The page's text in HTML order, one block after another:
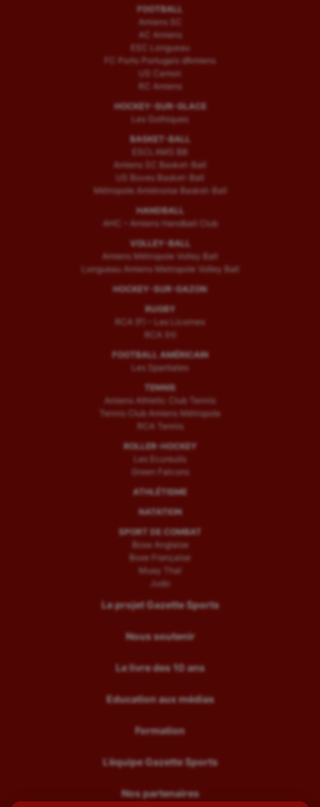
FOOTBALL
Amiens SC
AC Amiens
ESC Longueau
FC Porto Portugais d’Amiens
US Camon
RC Amiens
HOCKEY-SUR-GLACE
Les Gothiques
BASKET-BALL
ESCLAMS BB
Amiens SC Basket-Ball
US Boves Basket-Ball
Métropole Amiénoise Basket-Ball
HANDBALL
AHC – Amiens Handball Club
VOLLEY-BALL
Amiens Métropole Volley Ball
Longueau Amiens Metropole Volley Ball
HOCKEY-SUR-GAZON
RUGBY
RCA (F) – Les Licornes
RCA (H)
FOOTBALL AMÉRICAIN
Les Spartiates
TENNIS
Amiens Athletic Club Tennis
Tennis Club Amiens Métropole
RCA Tennis
ROLLER-HOCKEY
Les Ecureuils
Green Falcons
ATHLÉTISME
NATATION
SPORT DE COMBAT
Boxe Anglaise
Boxe Française
Muay Thaï
Judo
Le projet Gazette Sports
Nous soutenir
Le livre des 10 ans
Education aux médias
Formation
L’équipe Gazette Sports
Nos partenaires